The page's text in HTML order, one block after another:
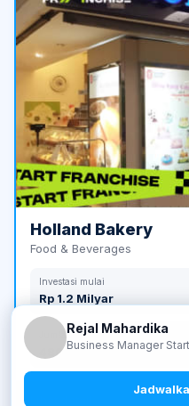
Rejal Mahardika
Business Manager
Holland Bakery
Food & Beverages
Investasi mulai
Rp 1.2 Milyar
Jumlah Outlet
480 outlet